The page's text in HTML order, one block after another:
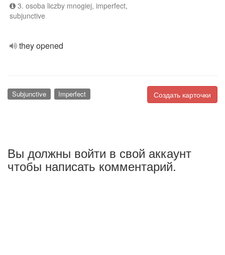
3. osoba liczby mnogiej, imperfect,
subjunctive
they opened
Создать карточки
Subjunctive Imperfect
Вы должны войти в свой аккаунт
чтобы написать комментарий.